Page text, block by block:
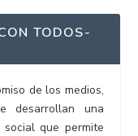
TODOS-
de los medios,
desarrollan una
que permite